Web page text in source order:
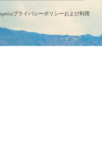
プライバシーポリシーおよび利用